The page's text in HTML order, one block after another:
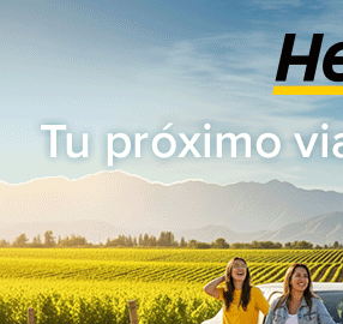
Viernes 7 de Agosto
de 2026
17.9ºc | Buenos Aires, AR